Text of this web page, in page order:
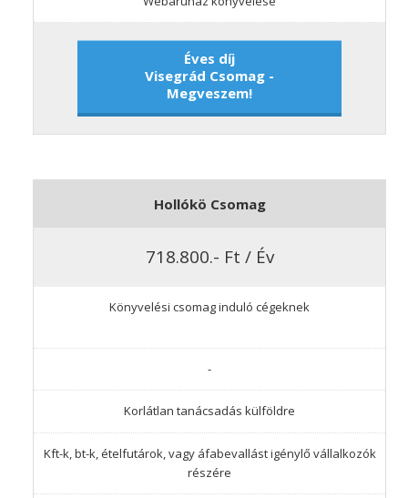
Éves díj
Visegrád Csomag -
Megveszem!
Hollókö Csomag
718.800.- Ft / Év
Könyvelési csomag induló cégeknek
-
Korlátlan tanácsadás külföldre
Kft-k, bt-k, ételfutárok, vagy áfabevallást igénylő vállalkozók
részére